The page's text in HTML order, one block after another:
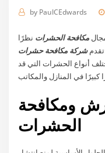
by PaulCEdwards
مكافحة الحشرات نظرًا
تقدمشركة مكافحة حشرات
أنواع الحشرات التي قد
ومكافحة
الحشرات